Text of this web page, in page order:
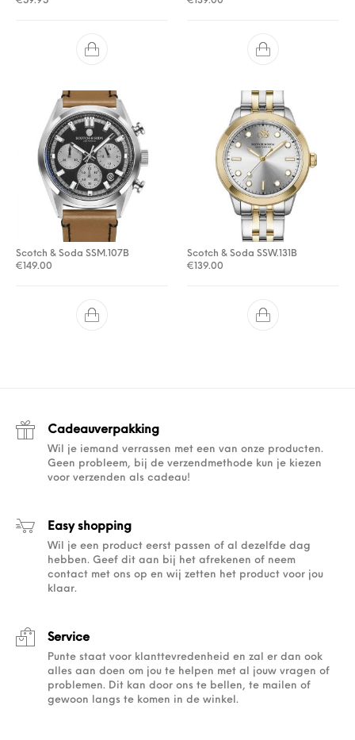
Scotch & Soda SSM.107B
€ 149.00
Scotch & Soda SSW.131B
€ 139.00
Cadeauverpakking
Wil je iemand verrassen met een van onze producten.
Geen probleem, bij de verzendmethode kun je kiezen
voor verzenden als cadeau!
Easy shopping
Wil je een product eerst passen of al dezelfde dag
hebben. Geef dit aan bij het afrekenen of neem
contact met ons op en wij zetten het product voor jou
klaar.
Service
Punte staat voor klanttevredenheid en zal er dan ook
alles aan doen om jou te helpen met al jouw vragen of
problemen. Dit kan door ons te bellen, te mailen of
gewoon langs te komen in de winkel.